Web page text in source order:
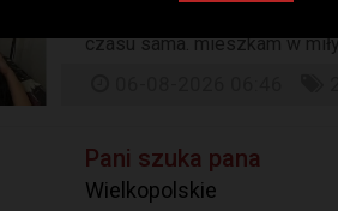
Wprost i bez owijania w
czasu sama. mieszkam w
Pani szuka pana
Wielkopolskie